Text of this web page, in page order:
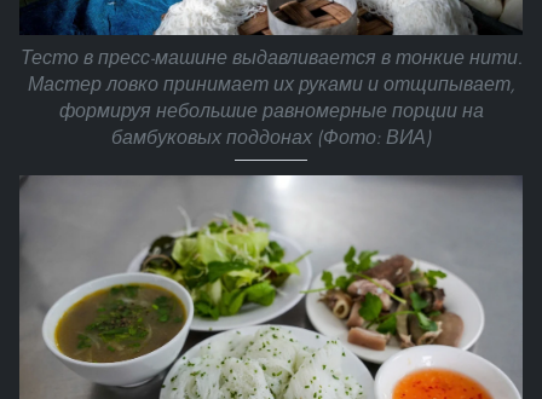
Тесто в пресс-машине выдавливается в тонкие нити.
Мастер ловко принимает их руками и отщипывает,
формируя небольшие равномерные порции на
бамбуковых поддонах (Фото: ВИА)